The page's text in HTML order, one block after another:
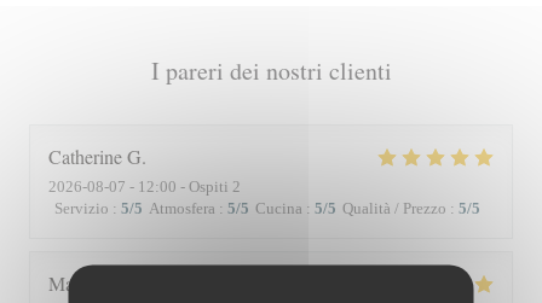
I pareri dei nostri clienti
CatherineG
2026-08-07 - 12:00 - Ospiti 2
Servizio : 5/5 Atmosfera : 5/5 Cucina : 5/5 Qualità / Prezzo : 5/5
Matthieu